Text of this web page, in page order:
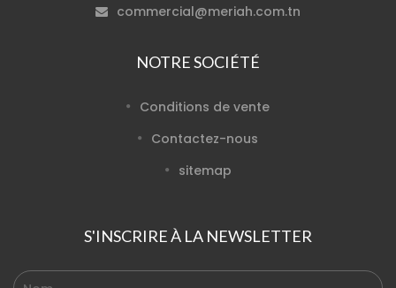
commercial@meriah.com.tn
NOTRE SOCIÉTÉ
Conditions de vente
Contactez-nous
sitemap
S'INSCRIRE À LA NEWSLETTER